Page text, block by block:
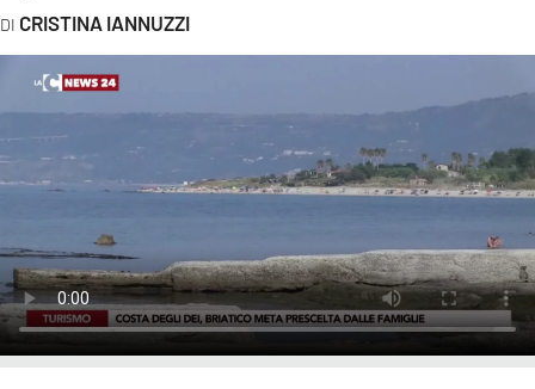
LACTV.IT
LACITYMAG.IT
ILREGGINO.IT
CRISTINA IANNUZZI